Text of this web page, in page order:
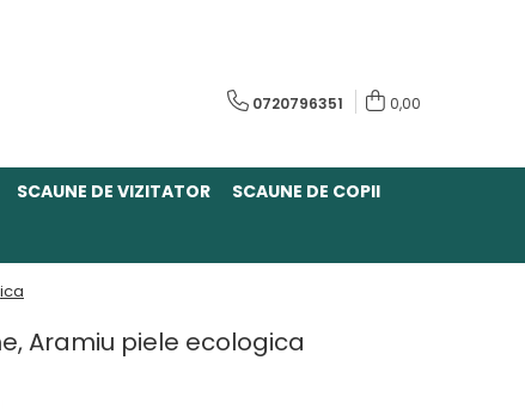
0720796351 0,00
SCAUNE DE VIZITATOR
SCAUNE DE COPII
Aramiu piele ecologica